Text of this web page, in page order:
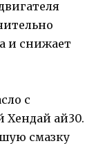
и снижает
с
Хендай ай30.
смазку